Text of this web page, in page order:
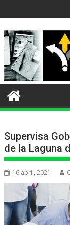
al
contenido
Supervisa
de la Laguna
16 abril, 2021